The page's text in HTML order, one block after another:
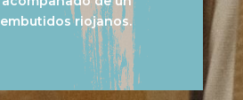
riojanos.